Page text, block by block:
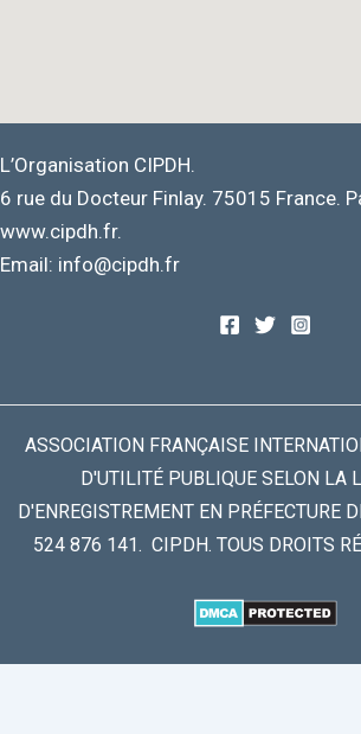
L’Organisation CIPDH.
6 rue du Docteur Finlay. 75015 France.
www.cipdh.fr.
Email: info@cipdh.fr
ASSOCIATION FRANÇAISE
D'UTILITÉ PUBLIQUE SELON LA
D'ENREGISTREMENT EN PRÉFECTURE
524 876 141. CIPDH. TOUS DROITS